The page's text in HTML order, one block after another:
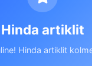
Hinda artiklit
Hinda artiklit